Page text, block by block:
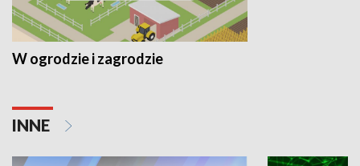
W ogrodzie i zagrodzie
INNE